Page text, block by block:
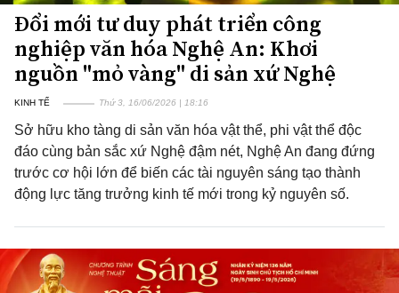
Đổi mới tư duy phát triển công
nghiệp văn hóa Nghệ An: Khơi
nguồn "mỏ vàng" di sản xứ Nghệ
KINH TẾ Thứ 3, 16/06/2026 | 18:16
Sở hữu kho tàng di sản văn hóa vật thể, phi vật thể độc
đáo cùng bản sắc xứ Nghệ đậm nét, Nghệ An đang đứng
trước cơ hội lớn để biến các tài nguyên sáng tạo thành
động lực tăng trưởng kinh tế mới trong kỷ nguyên số.